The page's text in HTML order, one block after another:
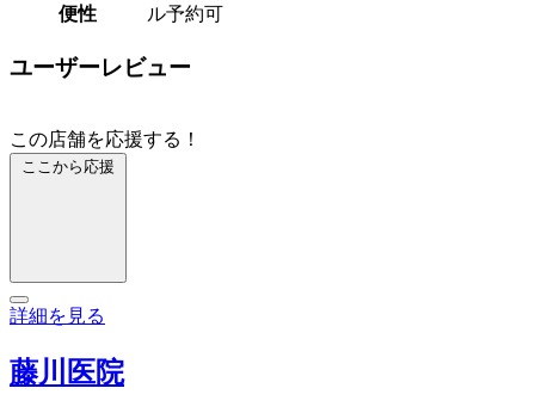
便性
ル予約可
ユーザーレビュー
この店舗を応援する！
ここから応援
詳細を見る
藤川医院